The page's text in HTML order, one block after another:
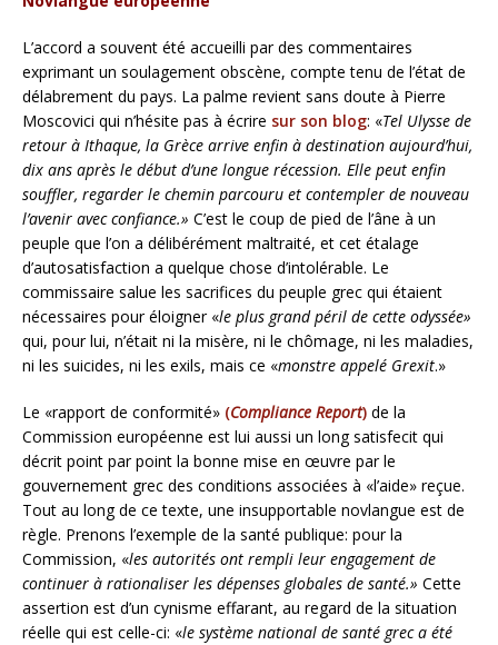
L’accord a souvent été accueilli par des commentaires
exprimant un soulagement obscène, compte tenu de l’état de
délabrement du pays. La palme revient sans doute à Pierre
Moscovici qui n’hésite pas à écrire sur son blog: «Tel Ulysse de
retour à Ithaque, la Grèce arrive enfin à destination aujourd’hui,
dix ans après le début d’une longue récession. Elle peut enfin
souffler, regarder le chemin parcouru et contempler de nouveau
l’avenir avec confiance.» C’est le coup de pied de l’âne à un
peuple que l’on a délibérément maltraité, et cet étalage
d’autosatisfaction a quelque chose d’intolérable. Le
commissaire salue les sacrifices du peuple grec qui étaient
nécessaires pour éloigner «le plus grand péril de cette odyssée»
qui, pour lui, n’était ni la misère, ni le chômage, ni les maladies,
ni les suicides, ni les exils, mais ce «monstre appelé Grexit.»
Le «rapport de conformité» (Compliance Report) de la
Commission européenne est lui aussi un long satisfecit qui
décrit point par point la bonne mise en œuvre par le
gouvernement grec des conditions associées à «l’aide» reçue.
Tout au long de ce texte, une insupportable novlangue est de
règle. Prenons l’exemple de la santé publique: pour la
Commission, «les autorités ont rempli leur engagement de
continuer à rationaliser les dépenses globales de santé.» Cette
assertion est d’un cynisme effarant, au regard de la situation
réelle qui est celle-ci: «le système national de santé grec a été